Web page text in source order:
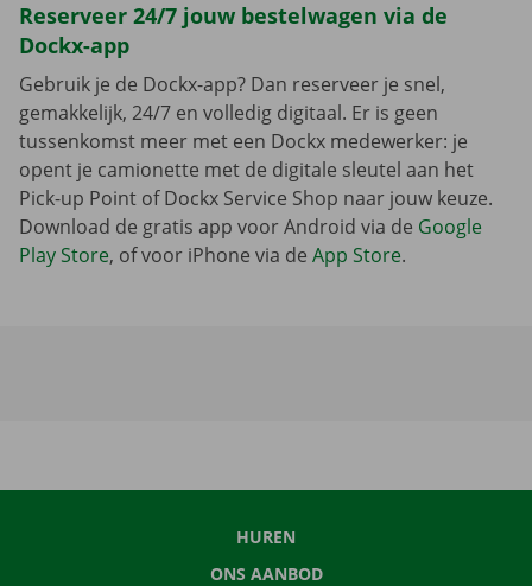
Reserveer 24/7 jouw bestelwagen via de
Dockx-app
Gebruik je de Dockx-app? Dan reserveer je snel,
gemakkelijk, 24/7 en volledig digitaal. Er is geen
tussenkomst meer met een Dockx medewerker: je
opent je camionette met de digitale sleutel aan het
Pick-up Point of Dockx Service Shop naar jouw keuze.
Download de gratis app voor Android via de Google
Play Store, of voor iPhone via de App Store.
HUREN
ONS AANBOD